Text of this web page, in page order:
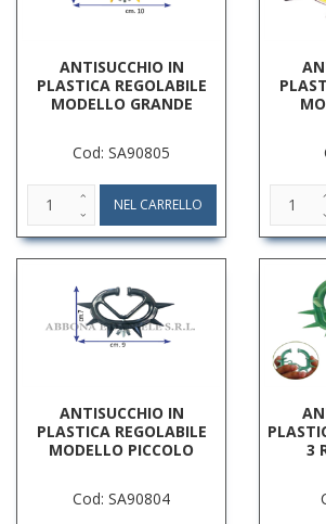
ANTISUCCHIO IN
PLASTICA REGOLABILE
MODELLO GRANDE
Cod: SA90805
ANTISUCCHIO IN
PLASTICA REGOLABILE
MODELLO PICCOLO
Cod: SA90804
3